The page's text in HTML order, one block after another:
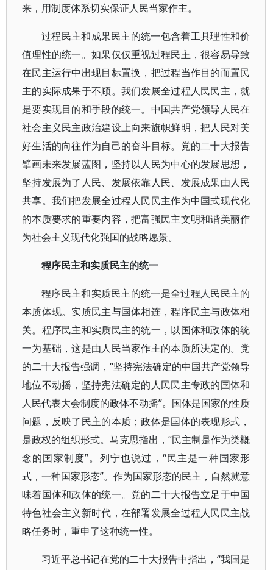
来，用制度体系切实保证人民当家作主。
过程民主和成果民主的统一包含着工具理性和价
值理性的统一。如果仅仅重视过程民主，很容易导致
在民主运行中出现目标置换，把过程当作目的而置民
主的实际成果于不顾。我们发展全过程人民民主，就
是要实现目的和手段的统一。中国共产党领导人民在
社会主义民主政治建设上向来旗帜鲜明，把人民对美
好生活的向往作为自己的奋斗目标。党的二十大报告
擘画未来发展蓝图，坚持以人民为中心的发展思想，
坚持发展为了人民、发展依靠人民、发展成果由人民
共享。我们把发展全过程人民民主作为中国式现代化
的本质要求的重要内容，把富强民主文明和谐美丽作
为社会主义现代化强国的战略愿景。
程序民主和实质民主的统一
程序民主和实质民主的统一是全过程人民民主的
本质体现。实质民主与国体相连，程序民主与政体相
关。程序民主和实质民主的统一，以国体和政体的统
一为基础，这是由人民当家作主的本质所决定的。党
的二十大报告强调，“坚持宪法确定的中国共产党领导
地位不动摇，坚持宪法确定的人民民主专政的国体和
人民代表大会制度的政体不动摇”。国体是国家的性质
问题，反映了民主的本质；政体是国体的表现形式，
是政权的组织形式。马克思指出，“民主制是作为类概
念的国家制度”。列宁也说过，“民主是一种国家形
式，一种国家形态”。作为国家形态的民主，自然就意
味着国体和政体的统一。党的二十大报告立足于中国
特色社会主义新时代，在部署发展全过程人民民主战
略任务时，重申了这种统一性。
习近平总书记在党的二十大报告中指出，“我国是